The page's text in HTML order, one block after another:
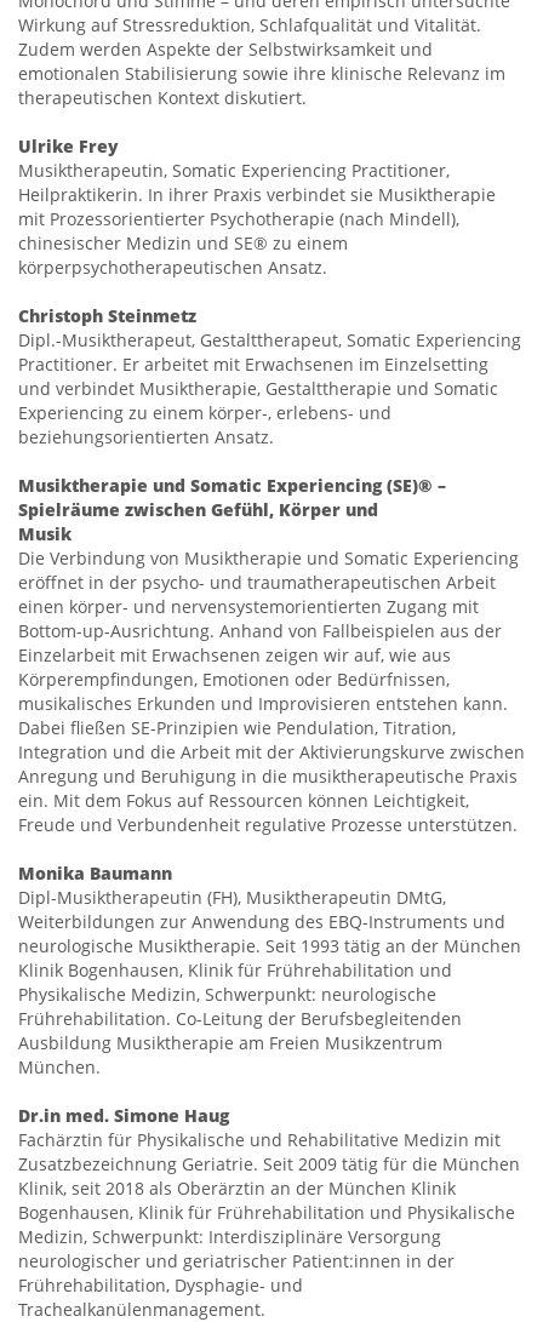
Wirkung auf Stressreduktion, Schlafqualität und Vitalität.
Zudem werden Aspekte der Selbstwirksamkeit und
emotionalen Stabilisierung sowie ihre klinische Relevanz im
therapeutischen Kontext diskutiert.
Ulrike Frey
Musiktherapeutin, Somatic Experiencing Practitioner,
Heilpraktikerin. In ihrer Praxis verbindet sie Musiktherapie
mit Prozessorientierter Psychotherapie (nach Mindell),
chinesischer Medizin und SE® zu einem
körperpsychotherapeutischen Ansatz.
Christoph Steinmetz
Dipl.-Musiktherapeut, Gestalttherapeut, Somatic Experiencing
Practitioner. Er arbeitet mit Erwachsenen im Einzelsetting
und verbindet Musiktherapie, Gestalttherapie und Somatic
Experiencing zu einem körper-, erlebens- und
beziehungsorientierten Ansatz.
Musiktherapie und Somatic Experiencing (SE)® –
Spielräume zwischen Gefühl, Körper und
Musik
Die Verbindung von Musiktherapie und Somatic Experiencing
eröffnet in der psycho- und traumatherapeutischen Arbeit
einen körper- und nervensystemorientierten Zugang mit
Bottom-up-Ausrichtung. Anhand von Fallbeispielen aus der
Einzelarbeit mit Erwachsenen zeigen wir auf, wie aus
Körperempfindungen, Emotionen oder Bedürfnissen,
musikalisches Erkunden und Improvisieren entstehen kann.
Dabei fließen SE-Prinzipien wie Pendulation, Titration,
Integration und die Arbeit mit der Aktivierungskurve zwischen
Anregung und Beruhigung in die musiktherapeutische Praxis
ein. Mit dem Fokus auf Ressourcen können Leichtigkeit,
Freude und Verbundenheit regulative Prozesse unterstützen.
Monika Baumann
Dipl-Musiktherapeutin (FH), Musiktherapeutin DMtG,
Weiterbildungen zur Anwendung des EBQ-Instruments und
neurologische Musiktherapie. Seit 1993 tätig an der München
Klinik Bogenhausen, Klinik für Frührehabilitation und
Physikalische Medizin, Schwerpunkt: neurologische
Frührehabilitation. Co-Leitung der Berufsbegleitenden
Ausbildung Musiktherapie am Freien Musikzentrum
München.
Dr.in med. Simone Haug
Fachärztin für Physikalische und Rehabilitative Medizin mit
Zusatzbezeichnung Geriatrie. Seit 2009 tätig für die München
Klinik, seit 2018 als Oberärztin an der München Klinik
Bogenhausen, Klinik für Frührehabilitation und Physikalische
Medizin, Schwerpunkt: Interdisziplinäre Versorgung
neurologischer und geriatrischer Patient:innen in der
Frührehabilitation, Dysphagie- und
Trachealkanülenmanagement.